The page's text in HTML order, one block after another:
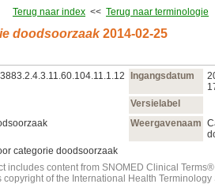
Terug naar index << Terug naar terminologie
doodsoorzaak2014‑02‑25
Ingangsdatum
Versielabel
Weergavenaam
categorie doodsoorzaak
includes content from SNOMED Clinical
of the International Health Terminology